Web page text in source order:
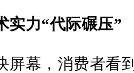
实力“代际碾压”
幕，消费者看